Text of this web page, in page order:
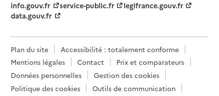
info.gouv.fr
service-public.fr
legifrance.gouv.fr
data.gouv.fr
Plan du site
Accessibilité : totalement conforme
Mentions légales
Contact
Prix et comparateurs
Données personnelles
Gestion des cookies
Politique des cookies
Outils de communication